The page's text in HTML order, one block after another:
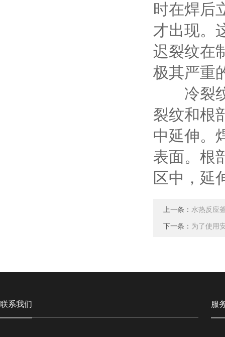
时在焊后
才出现。
迟裂纹在
极其严重
冷裂纹
裂纹和根
中延伸。
表面。根
区中，延
上一条： 水热反应
下一条： 为了使用
联系我们 服